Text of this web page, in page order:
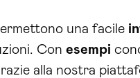
una facile
Con esempi
alla nostra